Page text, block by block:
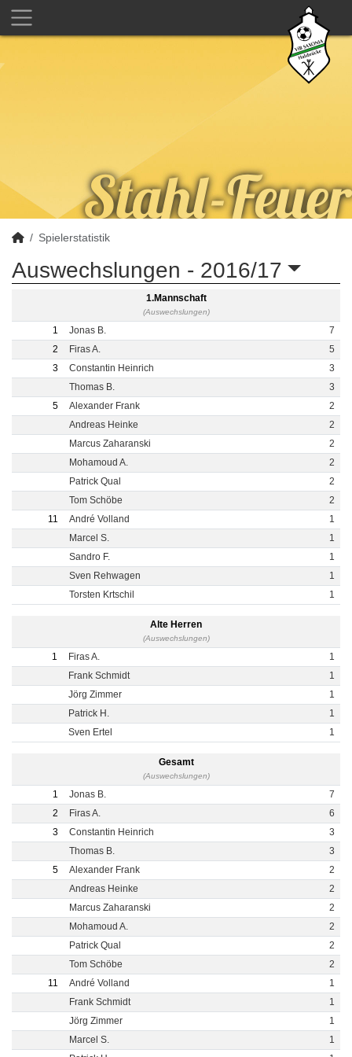
Spielerstatistik
Auswechslungen - 2016/17
1.Mannschaft
(Auswechslungen)
1 Jonas B.
7
2
Firas A.
5
3
Constantin Heinrich
3
Thomas B.
3
5
Alexander Frank
2
Andreas Heinke
2
Marcus Zaharanski
2
Mohamoud A.
2
Patrick Qual
2
Tom Schöbe
2
11
André Volland
1
Marcel S.
1
Sandro F.
1
Sven Rehwagen
1
Torsten Krtschil
1
Alte Herren
(Auswechslungen)
1 Firas A.
1
Frank Schmidt
1
Jörg Zimmer
1
Patrick H.
1
Sven Ertel
1
Gesamt
(Auswechslungen)
1 Jonas B.
7
2
Firas A.
6
3
Constantin Heinrich
3
Thomas B.
3
5
Alexander Frank
2
Andreas Heinke
2
Marcus Zaharanski
2
Mohamoud A.
2
Patrick Qual
2
Tom Schöbe
2
11
André Volland
1
Frank Schmidt
1
Jörg Zimmer
1
Marcel S.
1